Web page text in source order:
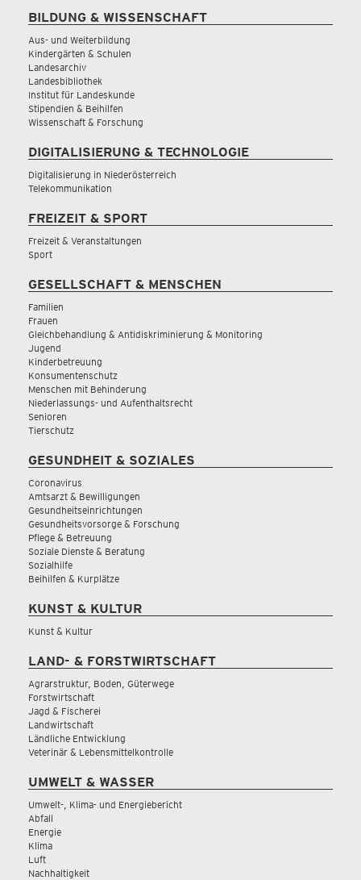
BILDUNG & WISSENSCHAFT
Aus- und Weiterbildung
Kindergärten & Schulen
Landesarchiv
Landesbibliothek
Institut für Landeskunde
Stipendien & Beihilfen
Wissenschaft & Forschung
DIGITALISIERUNG & TECHNOLOGIE
Digitalisierung in Niederösterreich
Telekommunikation
FREIZEIT & SPORT
Freizeit & Veranstaltungen
Sport
GESELLSCHAFT & MENSCHEN
Familien
Frauen
Gleichbehandlung & Antidiskriminierung & Monitoring
Jugend
Kinderbetreuung
Konsumentenschutz
Menschen mit Behinderung
Niederlassungs- und Aufenthaltsrecht
Senioren
Tierschutz
GESUNDHEIT & SOZIALES
Coronavirus
Amtsarzt & Bewilligungen
Gesundheitseinrichtungen
Gesundheitsvorsorge & Forschung
Pflege & Betreuung
Soziale Dienste & Beratung
Sozialhilfe
Beihilfen & Kurplätze
KUNST & KULTUR
Kunst & Kultur
LAND- & FORSTWIRTSCHAFT
Agrarstruktur, Boden, Güterwege
Forstwirtschaft
Jagd & Fischerei
Landwirtschaft
Ländliche Entwicklung
Veterinär & Lebensmittelkontrolle
UMWELT & WASSER
Umwelt-, Klima- und Energiebericht
Abfall
Energie
Klima
Luft
Nachhaltigkeit